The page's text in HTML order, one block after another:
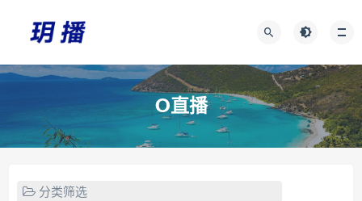
O直播
分类筛选